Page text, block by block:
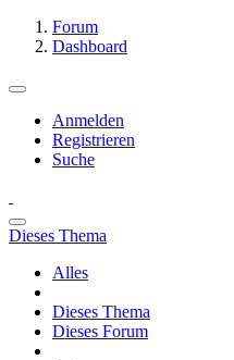
Forum
Dashboard
Anmelden
Registrieren
Suche
Dieses Thema
Alles
Dieses Thema
Dieses Forum